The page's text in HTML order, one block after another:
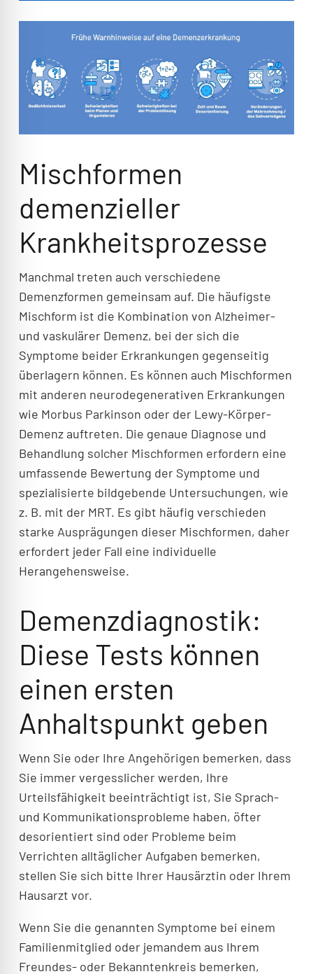
Mischformen
demenzieller
Krankheitsprozesse
Manchmal treten auch verschiedene
Demenzformen gemeinsam auf. Die häufigste
Mischform ist die Kombination von Alzheimer-
und vaskulärer Demenz, bei der sich die
Symptome beider Erkrankungen gegenseitig
überlagern können. Es können auch Mischformen
mit anderen neurodegenerativen Erkrankungen
wie Morbus Parkinson oder der Lewy-Körper-
Demenz auftreten. Die genaue Diagnose und
Behandlung solcher Mischformen erfordern eine
umfassende Bewertung der Symptome und
spezialisierte bildgebende Untersuchungen, wie
z. B. mit der MRT. Es gibt häufig verschieden
starke Ausprägungen dieser Mischformen, daher
erfordert jeder Fall eine individuelle
Herangehensweise.
Demenzdiagnostik:
Diese Tests können
einen ersten
Anhaltspunkt geben
Wenn Sie oder Ihre Angehörigen bemerken, dass
Sie immer vergesslicher werden, Ihre
Urteilsfähigkeit beeinträchtigt ist, Sie Sprach-
und Kommunikationsprobleme haben, öfter
desorientiert sind oder Probleme beim
Verrichten alltäglicher Aufgaben bemerken,
stellen Sie sich bitte Ihrer Hausärztin oder Ihrem
Hausarzt vor.
Wenn Sie die genannten Symptome bei einem
Familienmitglied oder jemandem aus Ihrem
Freundes- oder Bekanntenkreis bemerken,